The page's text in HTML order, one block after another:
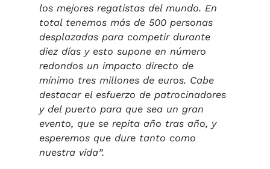
los mejores regatistas del mundo. En
total tenemos más de 500 personas
desplazadas para competir durante
diez días y esto supone en número
redondos un impacto directo de
mínimo tres millones de euros. Cabe
destacar el esfuerzo de patrocinadores
y del puerto para que sea un gran
evento, que se repita año tras año, y
esperemos que dure tanto como
nuestra vida”.